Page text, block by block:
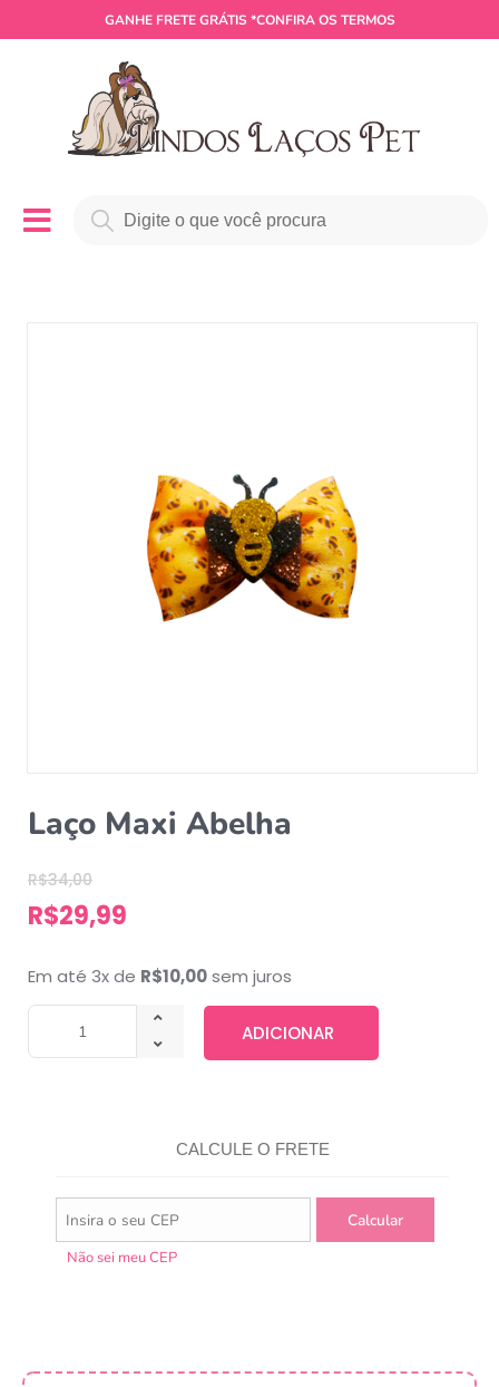
GANHE FRETE GRÁTIS *CONFIRA OS TERMOS
Laço Maxi Abelha
R$34,00
R$29,99
Em até 3x de R$10,00sem juros
ADICIONAR
CALCULE O FRETE
Não sei meu CEP